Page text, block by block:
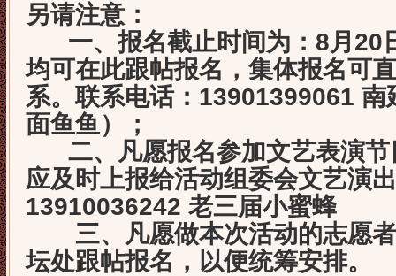
另请注意：
一、报名截止时间为：8月20
均可在此跟帖报名，集体报名可
系。联系电话：13901399061
面鱼鱼）；
二、凡愿报名参加文艺表演节
应及时上报给活动组委会文艺演
13910036242 老三届小蜜蜂
三、凡愿做本次活动的志愿者
坛处跟帖报名，以便统筹安排。